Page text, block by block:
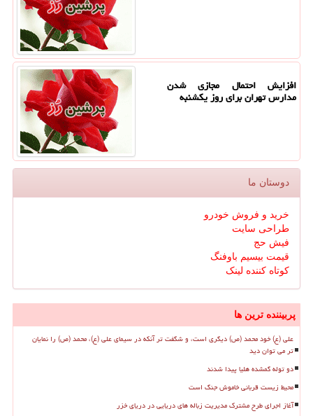
افزایش احتمال مجازی شدن
مدارس تهران برای روز یکشنبه
دوستان ما
خرید و فروش خودرو
طراحی سایت
فیش حج
قیمت بیسیم باوفنگ
کوتاه کننده لینک
پربیننده ترین ها
علی (ع) خود محمد (ص) دیگری است، و شگفت تر آنکه در سیمای علی (ع)، محمد (ص) را نمایان
تر می توان دید
دو توله گمشده هلیا پیدا شدند
محیط زیست قربانی خاموش جنگ است
آغاز اجرای طرح مشترک مدیریت زباله های دریایی در دریای خزر